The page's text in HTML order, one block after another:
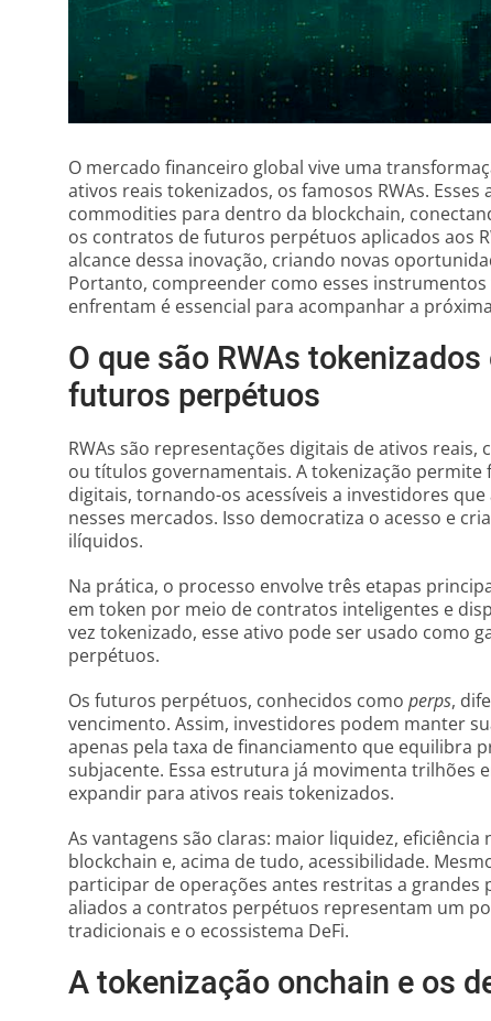
O mercado financeiro global vive uma
ativos reais tokenizados, os famosos RWAs.
commodities para dentro da blockchain,
os contratos de futuros perpétuos aplicados aos
alcance dessa inovação, criando novas
Portanto, compreender como esses
enfrentam é essencial para acompanhar a
O que são RWAs
futuros perpétuos
RWAs são representações digitais de ativos
ou títulos governamentais. A tokenização permite
digitais, tornando-os acessíveis a investidores
nesses mercados. Isso democratiza o acesso e
ilíquidos.
Na prática, o processo envolve três etapas
em token por meio de contratos inteligentes e
vez tokenizado, esse ativo pode ser usado como
perpétuos.
Os futuros perpétuos, conhecidos como perps,
vencimento. Assim, investidores podem manter
apenas pela taxa de financiamento que equilibra
subjacente. Essa estrutura já movimenta trilhões
expandir para ativos reais tokenizados.
As vantagens são claras: maior liquidez,
blockchain e, acima de tudo, acessibilidade.
participar de operações antes restritas a grandes
aliados a contratos perpétuos representam um
tradicionais e o ecossistema DeFi.
A tokenização onchain e os